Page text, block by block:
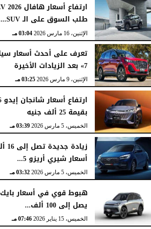
طلب السوق على الـ SUV...
الإثنين، 16 مارس 2026 03:04 مـ
تعرف على أحدث أسعار
7» بعد الزيادات الأخيرة
الإثنين، 9 مارس 2026 03:25 مـ
بقيمة 25 ألف جنيه
الخميس، 5 مارس 2026 03:39 مـ
أسعار شيري أريزو 5...
الخميس، 5 مارس 2026 03:32 مـ
يصل إلى 100 ألف...
الخميس، 15 يناير 2026 07:46 مـ